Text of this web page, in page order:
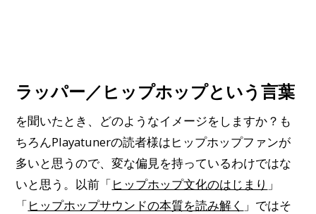
ラッパー／ヒップホップという言葉
を聞いたとき、どのようなイメージをしますか？も
ちろんPlayatunerの読者様はヒップホップファンが
多いと思うので、変な偏見を持っているわけではな
いと思う。以前「ヒップホップ文化のはじまり 」
「ヒップホップサウンドの本質を読み解く 」ではそ